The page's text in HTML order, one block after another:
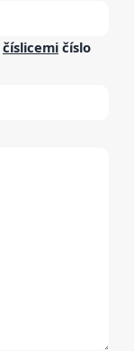
číslicemi číslo